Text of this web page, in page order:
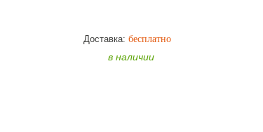
Доставка: бесплатно
в наличии